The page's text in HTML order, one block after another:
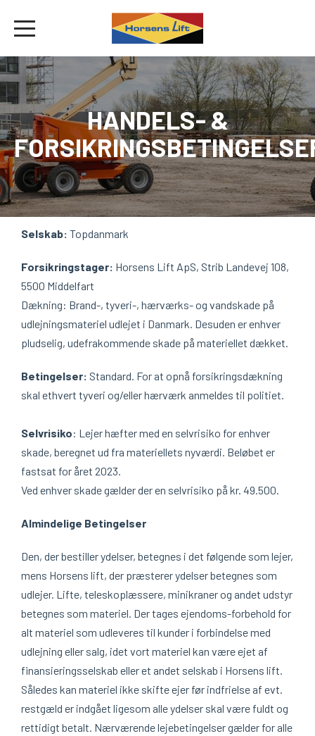
HANDELS- &
Selskab: Topdanmark
Forsikringstager: Horsens Lift ApS, Strib Landevej 108,
5500 Middelfart
Dækning: Brand-, tyveri-, hærværks- og vandskade på
udlejningsmateriel udlejet i Danmark. Desuden er enhver
pludselig, udefrakommende skade på materiellet dækket.
Betingelser: Standard. For at opnå forsikringsdækning
skal ethvert tyveri og/eller hærværk anmeldes til politiet.
Selvrisiko: Lejer hæfter med en selvrisiko for enhver
skade, beregnet ud fra materiellets nyværdi. Beløbet er
fastsat for året 2023.
Ved enhver skade gælder der en selvrisiko på kr. 49.500.
Almindelige Betingelser
Den, der bestiller ydelser, betegnes i det følgende som lejer,
mens Horsens lift, der præsterer ydelser betegnes som
udlejer. Lifte, teleskoplæssere, minikraner og andet udstyr
betegnes som materiel. Der tages ejendoms-forbehold for
alt materiel som udleveres til kunder i forbindelse med
udlejning eller salg, idet vort materiel kan være ejet af
finansieringsselskab eller et andet selskab i Horsens lift.
Således kan materiel ikke skifte ejer før indfrielse af evt.
restgæld er indgået ligesom alle ydelser skal være fuldt og
rettidigt betalt. Nærværende lejebetingelser gælder for alle